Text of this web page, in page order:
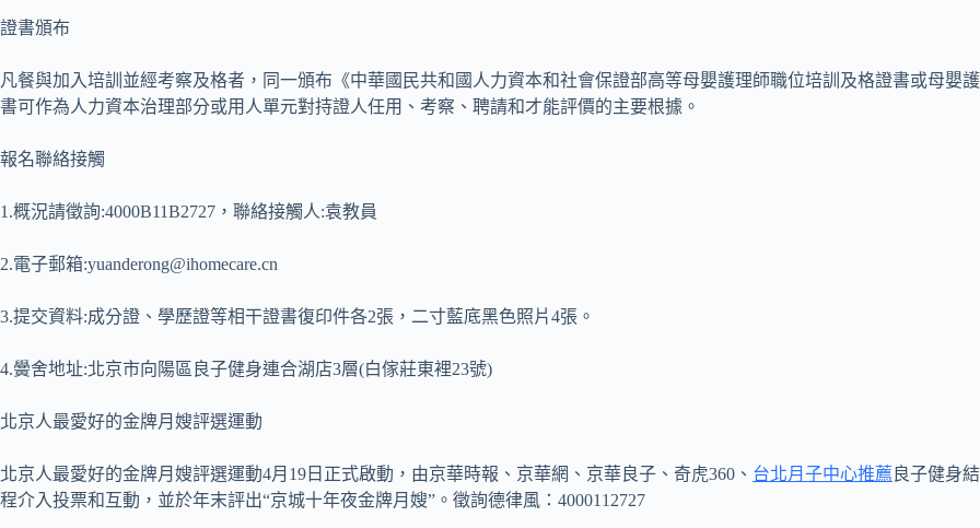
證書頒布
凡餐與加入培訓並經考察及格者，同一頒布《中華國民共和國人力資本和社會保證部高等母嬰護理師職位培訓及格證書或母嬰
書可作為人力資本治理部分或用人單元對持證人任用、考察、聘請和才能評價的主要根據。
報名聯絡接觸
1.概況請徵詢:4000B11B2727，聯絡接觸人:袁教員
2.電子郵箱:yuanderong@ihomecare.cn
3.提交資料:成分證、學歷證等相干證書復印件各2張，二寸藍底黑色照片4張。
4.黌舍地址:北京市向陽區良子健身連合湖店3層(白傢莊東裡23號)
北京人最愛好的金牌月嫂評選運動
北京人最愛好的金牌月嫂評選運動4月19日正式啟動，由京華時報、京華網、京華良子、奇虎360、 台北月子中心推薦 良子健身
程介入投票和互動，並於年末評出“京城十年夜金牌月嫂”。徵詢德律風：4000112727